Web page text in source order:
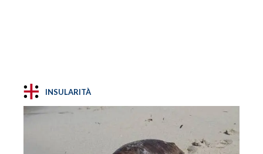
INSULARITÀ